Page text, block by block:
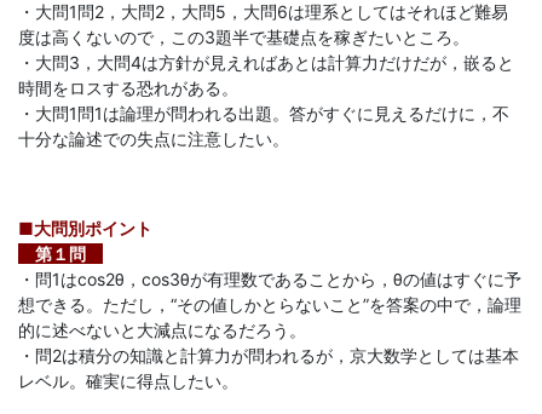
は
の
「合
直
結
の
・大問1問2，大問2，大問5，大問6は理系としてはそれほど難易
度は高くないので，この3題半で基礎点を稼ぎたいところ。
・大問3，大問4は方針が見えればあとは計算力だけだが，嵌ると
時間をロスする恐れがある。
・大問1問1は論理が問われる出題。答がすぐに見えるだけに，不
十分な論述での失点に注意したい。
■大問別ポイント
第１問
・問1はcos2θ，cos3θが有理数であることから，θの値はすぐに予
想できる。ただし，“その値しかとらないこと”を答案の中で，論理
的に述べないと大減点になるだろう。
・問2は積分の知識と計算力が問われるが，京大数学としては基本
レベル。確実に得点したい。